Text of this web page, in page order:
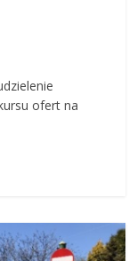
ofert na